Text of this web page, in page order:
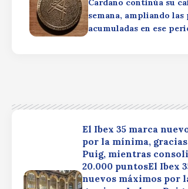
Cardano continúa su
semana, ampliando las
acumuladas en ese
El Ibex 35 marca
por la mínima,
Puig, mientras
20.000 puntosEl Ibex
nuevos máximos por